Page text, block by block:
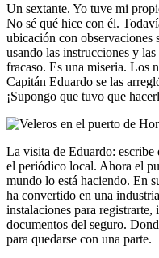
Un sextante. Yo tuve mi
No sé qué hice con él.
ubicación con observaciones
usando las instrucciones y
fracaso. Es una miseria. Los
Capitán Eduardo se las
¡Supongo que tuvo que
La visita de Eduardo:
el periódico local. Ahora el
mundo lo está haciendo. En
ha convertido en una
instalaciones para
documentos del seguro.
para quedarse con una parte.